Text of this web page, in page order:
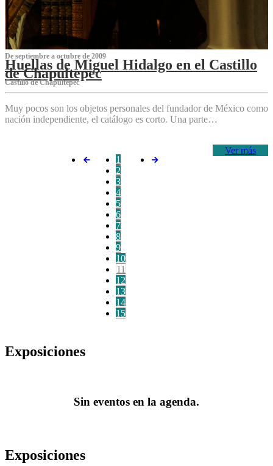
De septiembre a octubre de 2009
Huellas de Miguel Hidalgo en el Castillo
de Chapultepec
Castillo de Chapultepec
Muy pocos son los objetos personales del fundador de México como
nación independiente, el catálogo es corto. Una parte…
Ver más
1
2
3
4
5
6
7
8
9
10
11
12
13
14
15
Exposiciones
Sin eventos en la agenda.
Exposiciones